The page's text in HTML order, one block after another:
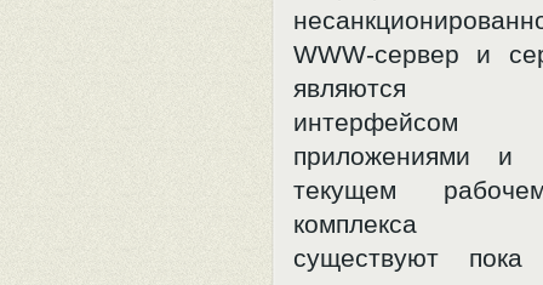
WWW-сервер и
являются
приложениями и
текущем
комплекса
существуют